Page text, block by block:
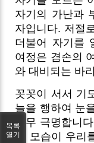
자기의 가난과
자입니다. 저절
더불어 자기를
여정은 겸손의
와 대비되는 바
꼿꼿이 서서 기
늘을 행하여 눈
너무 극명합니
의 모습이 우리
목록
열기